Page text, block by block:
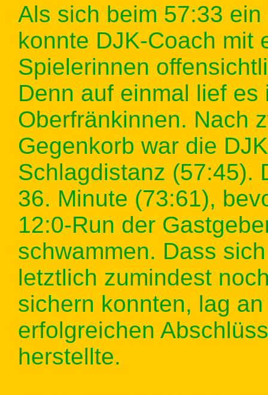
Als sich beim 57:33
konnte DJK-Coach mit
Spielerinnen
Denn auf einmal lief
Oberfränkinnen. Nach
Gegenkorb war die
Schlagdistanz (57:45).
36. Minute (73:61),
12:0-Run der
schwammen. Dass
letztlich zumindest
sichern konnten, lag
erfolgreichen
herstellte.